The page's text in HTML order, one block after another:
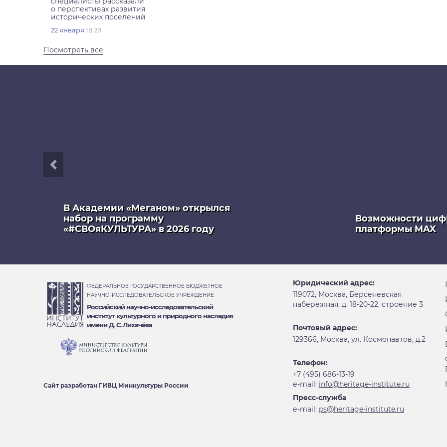
о перспективах развития
исторических поселений
22 января 18:28
Посмотреть все
В Академии «Меганом» открылся
набор на программу
«#СВОяКУЛЬТУРА» в 2026 году
Возможности
платформы MAX
ФЕДЕРАЛЬНОЕ ГОСУДАРСТВЕННОЕ БЮДЖЕТНОЕ
НАУЧНО-ИССЛЕДОВАТЕЛЬСКОЕ УЧРЕЖДЕНИЕ
Российский научно-исследовательский
институт культурного и природного наследия
имени Д. С. Лихачёва
Сайт разработан ГИВЦ Минкультуры России
Юридический адрес:
119072, Москва, Берсеневская
набережная, д. 18-20-22, строение 3
Почтовый адрес:
129366, Москва, ул. Космонавтов, д.2
Телефон:
+7 (495) 686-13-19
е-mail: info@heritage-institute.ru
Пресс-служба
е-mail: ps@heritage-institute.ru